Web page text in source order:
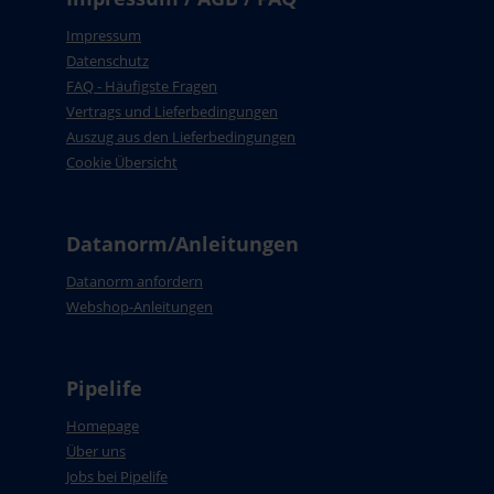
Impressum
Datenschutz
FAQ - Häufigste Fragen
Vertrags und Lieferbedingungen
Auszug aus den Lieferbedingungen
Cookie Übersicht
Datanorm/Anleitungen
Datanorm anfordern
Webshop-Anleitungen
Pipelife
Homepage
Über uns
Jobs bei Pipelife